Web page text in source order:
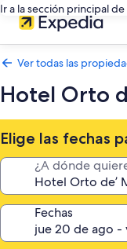
Ir a la sección principal
Ver todas las
Hotel Orto
Elige las fechas
¿A dónde
Fechas